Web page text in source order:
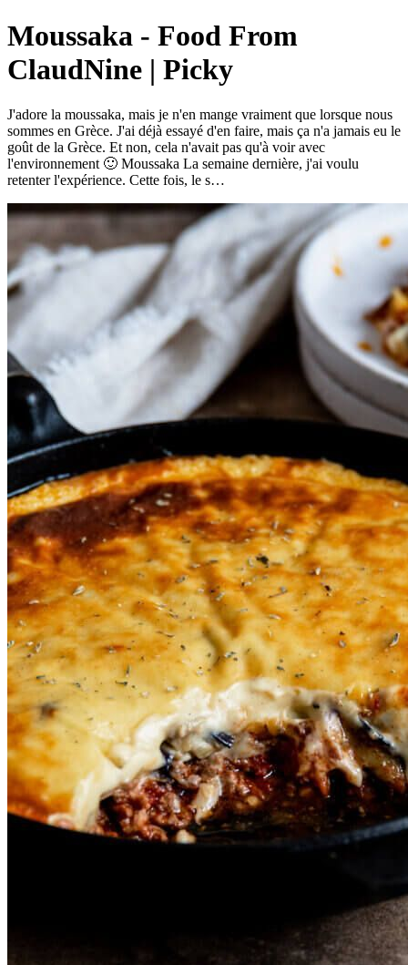
Moussaka - Food From
ClaudNine | Picky
J'adore la moussaka, mais je n'en mange vraiment que lorsque nous
sommes en Grèce. J'ai déjà essayé d'en faire, mais ça n'a jamais eu le
goût de la Grèce. Et non, cela n'avait pas qu'à voir avec
l'environnement 🙂 Moussaka La semaine dernière, j'ai voulu
retenter l'expérience. Cette fois, le s…